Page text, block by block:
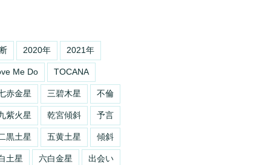
四緑木星 三碧木星
星 七赤金星 六白金星 五黄土星
2020年 2021年
Me Do TOCANA
赤金星 三碧木星 不倫
紫火星 乾宮傾斜 予言
黒土星 五黄土星 傾斜
土星 六白金星 出会い